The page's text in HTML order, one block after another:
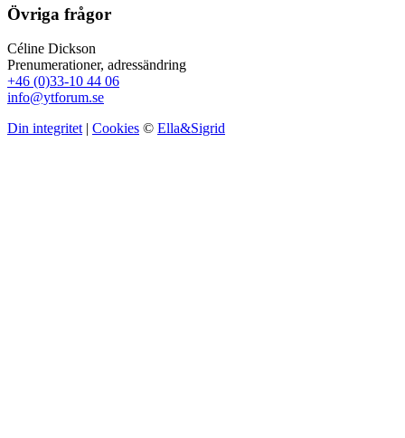
Övriga frågor
Céline Dickson
Prenumerationer, adressändring
+46 (0)33-10 44 06
info@ytforum.se
Din integritet | Cookies © Ella&Sigrid